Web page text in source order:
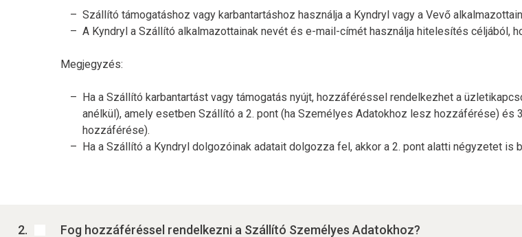
Szállító támogatáshoz vagy karbantartáshoz használja a Kyndryl vagy a Vevő
A Kyndryl a Szállító alkalmazottainak nevét és e-mail-címét használja hitelesítés céljából,
Megjegyzés:
Ha a Szállító karbantartást vagy támogatás nyújt, hozzáféréssel rendelkezhet a
anélkül), amely esetben Szállító a 2. pont (ha Személyes Adatokhoz lesz hozzáférése)
hozzáférése).
Ha a Szállító a Kyndryl dolgozóinak adatait dolgozza fel, akkor a 2. pont alatti négyzetet
Fog hozzáféréssel rendelkezni a Szállító Személyes Adatokhoz?